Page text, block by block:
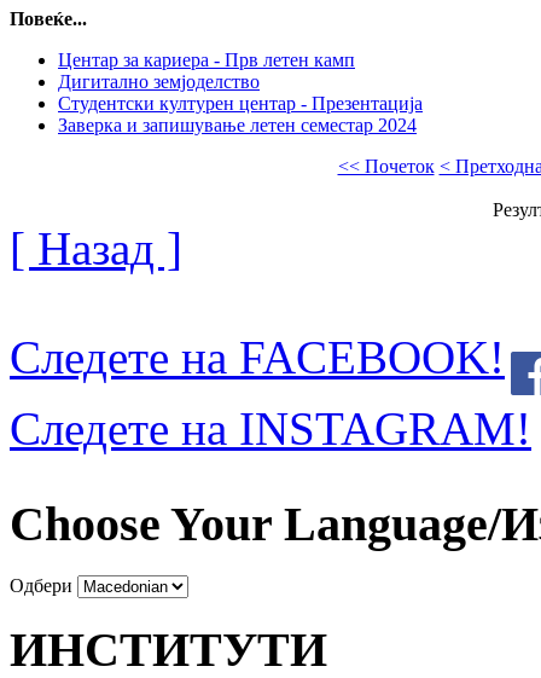
Повеќе...
Центар за кариера - Прв летен камп
Дигитално земјоделство
Студентски културен центар - Презентација
Заверка и запишување летен семестар 2024
<< Почеток <
[ Назад ]
Следете на FACEBOOK!
Следете на INSTAGRAM!
Choose Your Language/
Одбери
ИНСТИТУТИ